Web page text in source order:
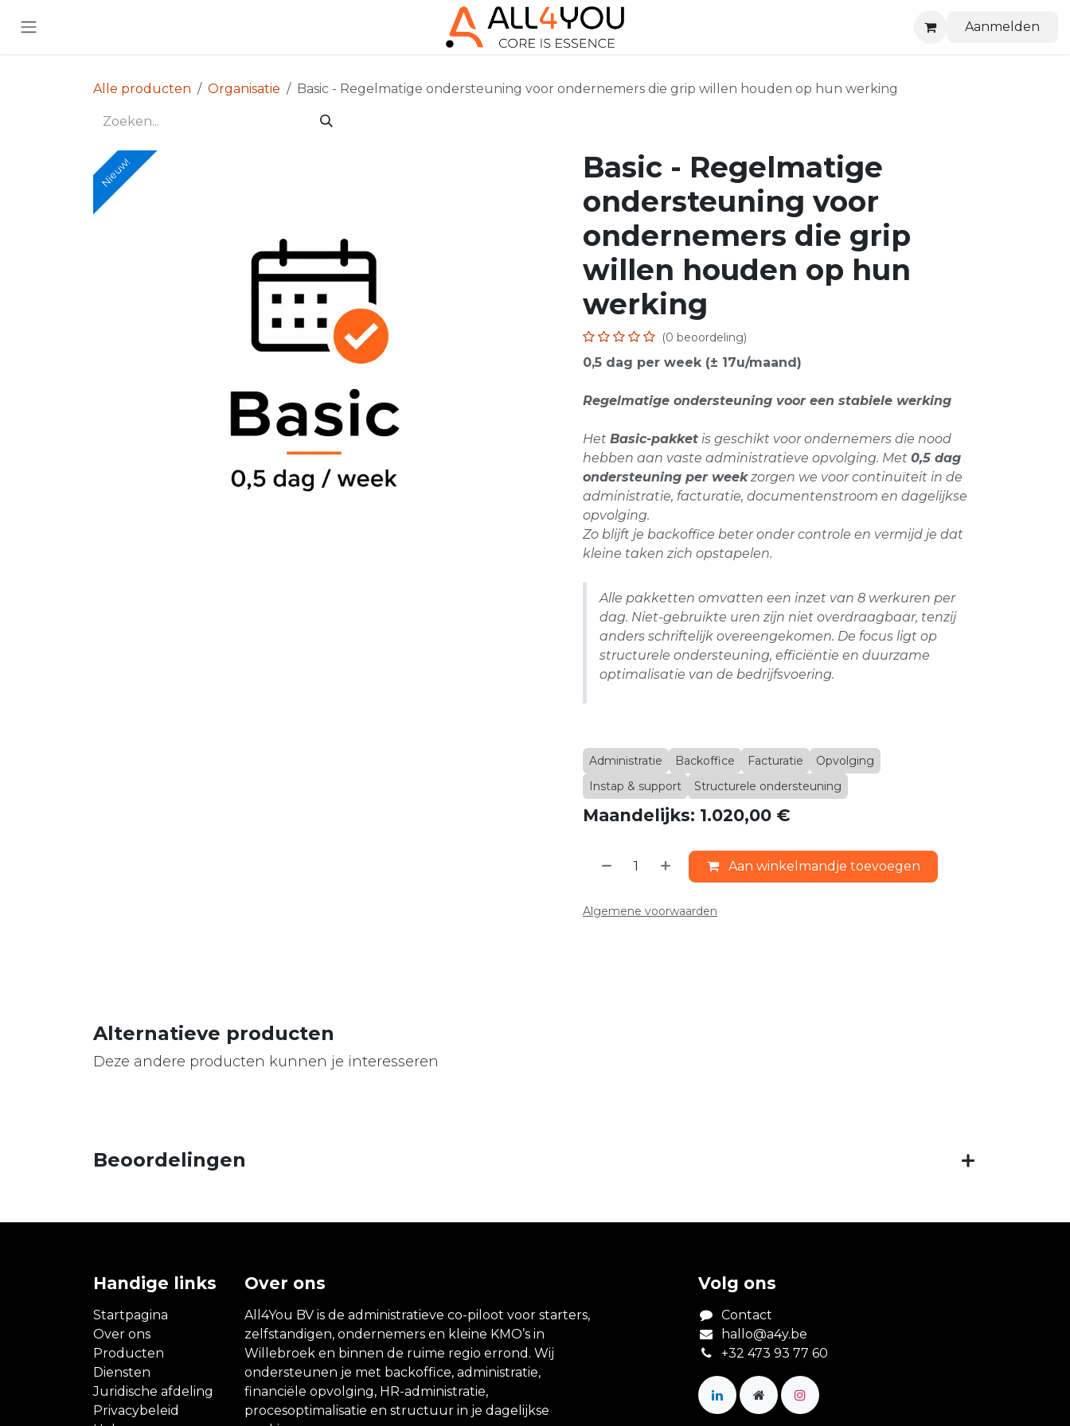
Aanmelden
Alle producten Organisatie Basic - Regelmatige ondersteuning voor ondernemers die grip willen houden op hun werking
Nieuw!
Basic - Regelmatige
ondersteuning voor
ondernemers die grip
willen houden op hun
werking
(0 beoordeling)
0,5 dag per week (± 17u/maand)
Regelmatige ondersteuning voor een stabiele werking
Het Basic-pakket is geschikt voor ondernemers die nood
hebben aan vaste administratieve opvolging. Met 0,5 dag
ondersteuning per weekzorgen we voor continuïteit in de
administratie, facturatie, documentenstroom en dagelijkse
opvolging.
Zo blijft je backoffice beter onder controle en vermijd je dat
kleine taken zich opstapelen.
Alle pakketten omvatten een inzet van 8 werkuren per
dag. Niet-gebruikte uren zijn niet overdraagbaar, tenzij
anders schriftelijk overeengekomen. De focus ligt op
structurele ondersteuning, efficiëntie en duurzame
optimalisatie van de bedrijfsvoering.
Administratie Backoffice Facturatie
Opvolging
Instap & support
Structurele ondersteuning
Maandelijks: 1.020,00 €
Aan winkelmandje toevoegen
Algemene voorwaarden
Alternatieve producten
Deze andere producten kunnen je interesseren
Beoordelingen
Handige links
Startpagina
Over ons
Producten
Diensten
Juridische afdeling
Privacybeleid
Over ons
All4You BV is de administratieve co-piloot voor starters,
zelfstandigen, ondernemers en kleine KMO’s in
Willebroek en binnen de ruime regio errond. Wij
ondersteunen je met backoffice, administratie,
financiële opvolging, HR-administratie,
procesoptimalisatie en structuur in je dagelijkse
Volg ons
Contact
hallo@a4y.be
+32 473 93 77 60